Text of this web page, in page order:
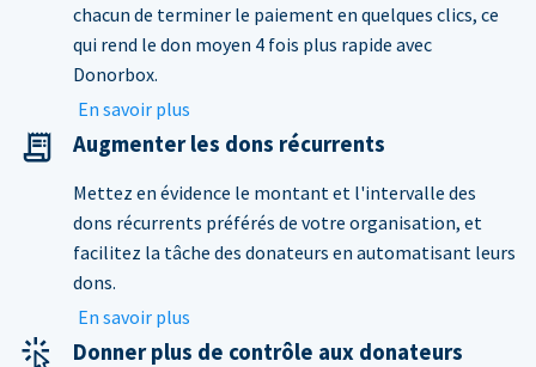
chacun de terminer le paiement en quelques clics, ce
qui rend le don moyen 4 fois plus rapide avec
Donorbox.
En savoir plus
Augmenter les dons récurrents
Mettez en évidence le montant et l'intervalle des
dons récurrents préférés de votre organisation, et
facilitez la tâche des donateurs en automatisant leurs
dons.
En savoir plus
Donner plus de contrôle aux donateurs